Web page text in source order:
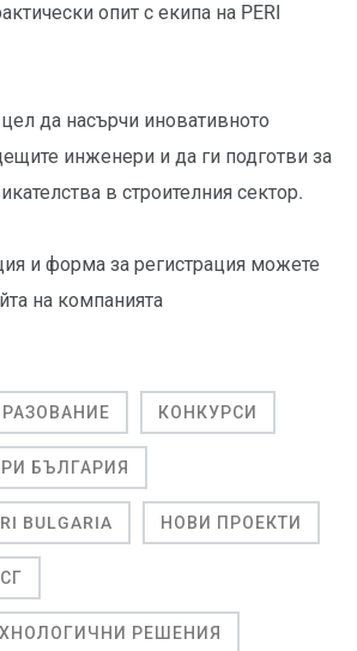
опит с екипа на PERI
да насърчи иновативното
инженери и да ги подготви за
в строителния сектор.
и форма за регистрация можете
на компанията
КОНКУРСИ
БЪЛГАРИЯ
BULGARIA НОВИ ПРОЕКТИ
РЕШЕНИЯ